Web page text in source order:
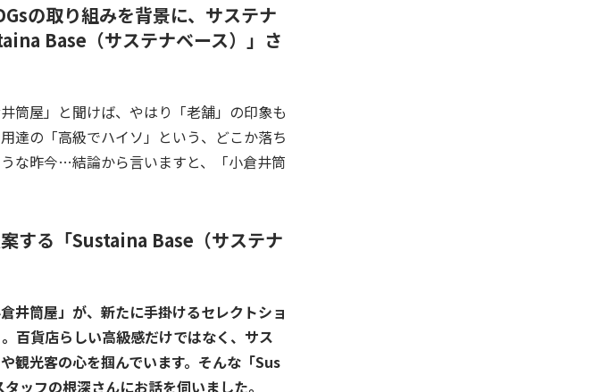
の取り組みを背景に、サステナ
Base （サステナベース） 」 さ
筒屋」と聞けば、やはり「老舗」の印象も
達の「高級でハイソ」という、どこか落ち
な昨今…結論から言いますと、「小倉井筒
する「Sustaina Base （サステナ
井筒屋」が、新たに手掛けるセレクトショ
百貨店らしい高級感だけではなく、サス
観光客の心を掴んでいます。そんな「Sus
ッフの根深さんにお話を伺いました。